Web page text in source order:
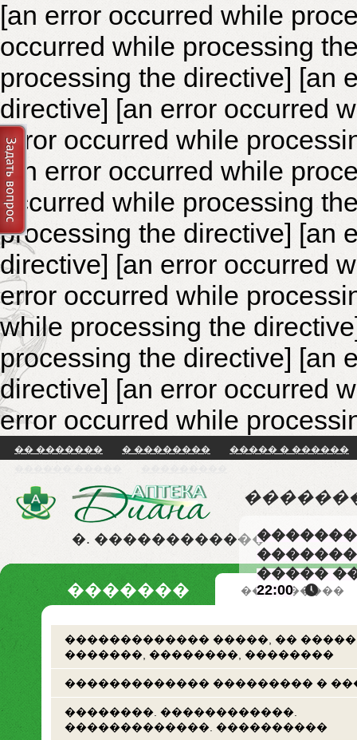
[an error occurred while
occurred while processing
processing the directive] [an
directive] [an error occurred
error occurred while
[an error occurred while
occurred while processing
processing the directive] [an
directive] [an error occurred
error occurred while
while processing the
processing the directive] [an
directive] [an error occurred
error occurred while
�� ������� � ��������
����� � ������
�. ������������
�����
22:00
������� �� �������
������������� �����, ��
�������, ��������, ��������
������������� ��������� �
��������. ������������.
�������������. ����������